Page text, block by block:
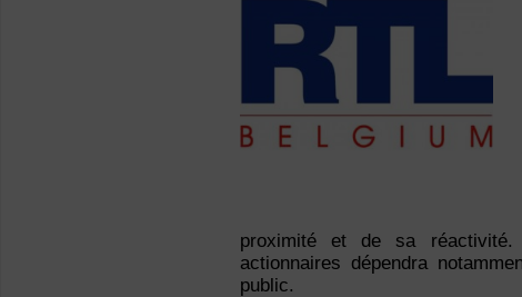
proximité et de sa
actionnaires dépendra
public.